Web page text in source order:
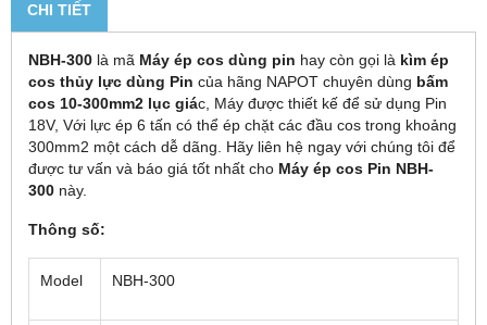
CHI TIẾT
NBH-300 là mã Máy ép cos dùng pin hay còn gọi là kìm ép
cos thủy lực dùng Pin của hãng NAPOT chuyên dùng bấm
cos 10-300mm2 lục giác, Máy được thiết kế để sử dụng Pin
18V, Với lực ép 6 tấn có thể ép chặt các đầu cos trong khoảng
300mm2 một cách dễ dãng. Hãy liên hệ ngay với chúng tôi để
được tư vấn và báo giá tốt nhất cho Máy ép cos Pin NBH-
300 này.
Thông số:
Model NBH-300